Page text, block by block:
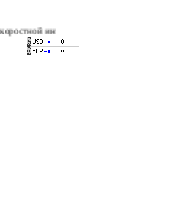
интернет, качественное цифровое